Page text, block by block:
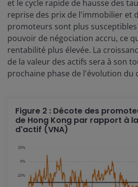
et le cycle rapide de hausse des
reprise des prix de l'immobilier et
promoteurs sont plus
pouvoir de négociation accru, ce
rentabilité plus élevée. La
de la valeur des actifs sera à son
prochaine phase de l'évolution du
Figure 2 : Décote des
de Hong Kong par rapport à
d'actif (VNA)